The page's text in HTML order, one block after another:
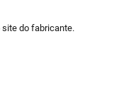
do fabricante.